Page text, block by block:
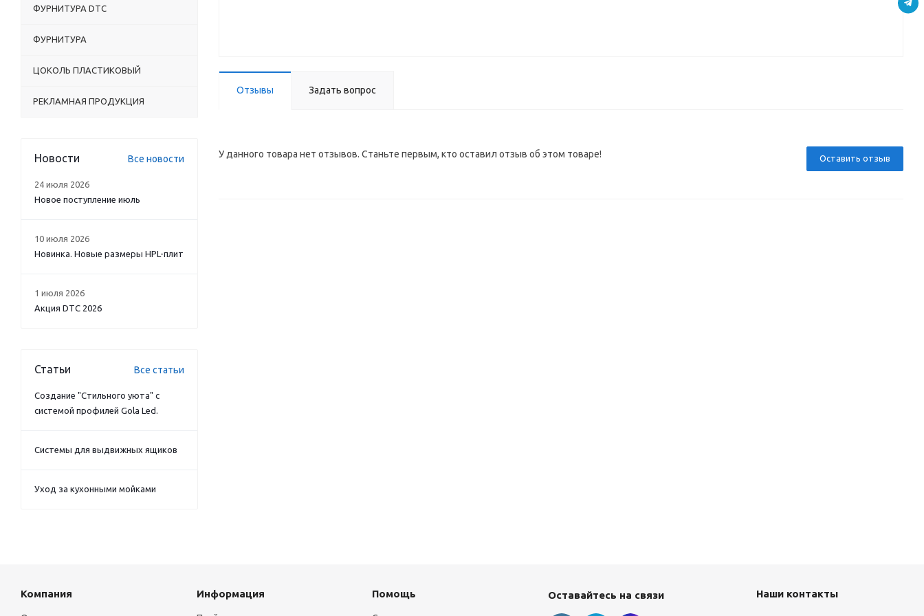
Отзывы Задать вопрос
Оставить отзыв
У данного товара нет отзывов. Станьте первым, кто оставил отзыв об этом товаре!
ФУРНИТУРА DTC
ФУРНИТУРА
ЦОКОЛЬ ПЛАСТИКОВЫЙ
РЕКЛАМНАЯ ПРОДУКЦИЯ
Новости Все новости
24 июля 2026
Новое поступление июль
10 июля 2026
Новинка. Новые размеры HPL-плит
1 июля 2026
Акция DTC 2026
Статьи Все статьи
Создание "Стильного уюта" с
системой профилей Gola Led.
Системы для выдвижных ящиков
Уход за кухонными мойками
Компания Информация Помощь Оставайтесь на связи Наши контакты